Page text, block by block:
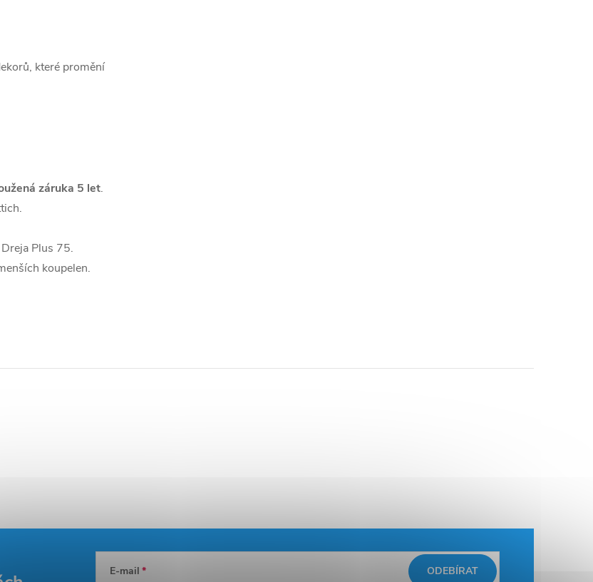
které promění
záruka 5 let.
Plus 75.
koupelen.
E-mail ODEBÍRAT